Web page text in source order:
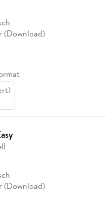
(Download)
(Download)